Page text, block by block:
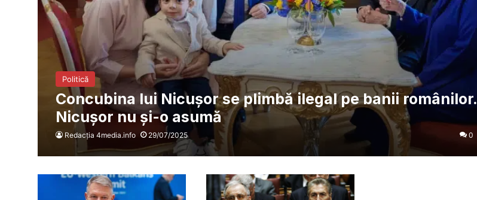
Politică
Concubina lui Nicușor se plimbă ilegal pe banii românilor.
Nicușor nu și-o asumă
Redacția 4media.info 29/07/2025 0